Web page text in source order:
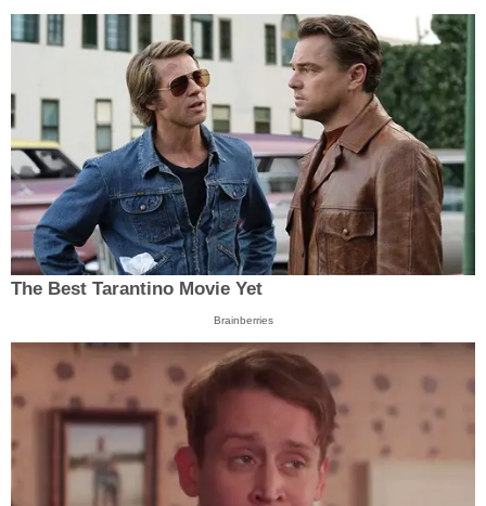
The Best Tarantino Movie Yet
Brainberries